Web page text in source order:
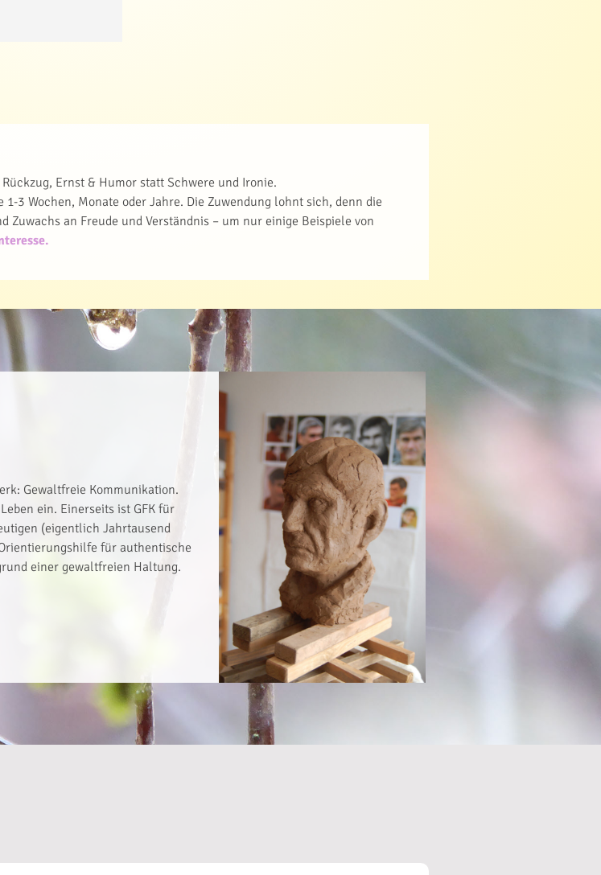
Ernst & Humor statt Schwere und Ironie.
3 Wochen, Monate oder Jahre. Die Zuwendung lohnt sich, denn die
an Freude und Verständnis – um nur einige Beispiele von
Gewaltfreie Kommunikation.
ein. Einerseits ist GFK für
(eigentlich Jahrtausend
für authentische
einer gewaltfreien Haltung.